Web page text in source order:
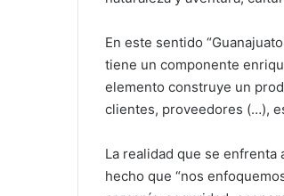
En este sentido
tiene un componente
elemento construye un
clientes, proveedores (…),
La realidad que se enfrenta
hecho que “nos